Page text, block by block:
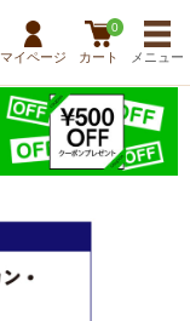
マイページ カート
0
メニュー